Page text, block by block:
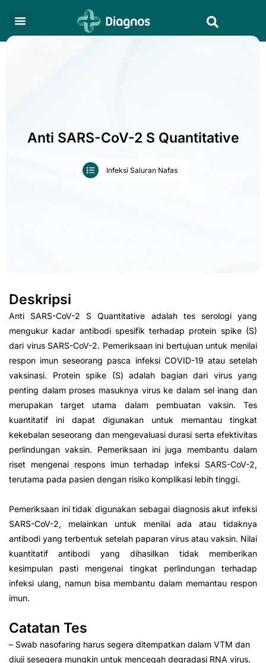
content
Anti SARS-CoV-2 S Quantitative
Infeksi Saluran Nafas
Deskripsi
Anti SARS-CoV-2 S Quantitative adalah tes serologi yang
mengukur kadar antibodi spesifik terhadap protein spike (S)
dari virus SARS-CoV-2. Pemeriksaan ini bertujuan untuk menilai
respon imun seseorang pasca infeksi COVID-19 atau setelah
vaksinasi. Protein spike (S) adalah bagian dari virus yang
penting dalam proses masuknya virus ke dalam sel inang dan
merupakan target utama dalam pembuatan vaksin. Tes
kuantitatif ini dapat digunakan untuk memantau tingkat
kekebalan seseorang dan mengevaluasi durasi serta efektivitas
perlindungan vaksin. Pemeriksaan ini juga membantu dalam
riset mengenai respons imun terhadap infeksi SARS-CoV-2,
terutama pada pasien dengan risiko komplikasi lebih tinggi.
Pemeriksaan ini tidak digunakan sebagai diagnosis akut infeksi
SARS-CoV-2, melainkan untuk menilai ada atau tidaknya
antibodi yang terbentuk setelah paparan virus atau vaksin. Nilai
kuantitatif antibodi yang dihasilkan tidak memberikan
kesimpulan pasti mengenai tingkat perlindungan terhadap
infeksi ulang, namun bisa membantu dalam memantau respon
imun.
Catatan Tes
– Swab nasofaring harus segera ditempatkan dalam VTM dan
diuji sesegera mungkin untuk mencegah degradasi RNA virus.